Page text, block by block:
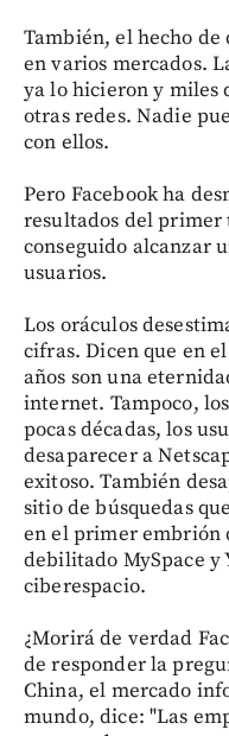
También, el hecho de
en varios mercados.
ya lo hicieron y miles
otras redes. Nadie
con ellos.
Pero Facebook ha
resultados del primer
conseguido alcanzar
usuarios.
Los oráculos
cifras. Dicen que en
años son una
internet. Tampoco,
pocas décadas, los
desaparecer a
exitoso. También
sitio de búsquedas
en el primer embrión
debilitado MySpace y
ciberespacio.
¿Morirá de verdad
de responder la
China, el mercado
mundo, dice: "Las